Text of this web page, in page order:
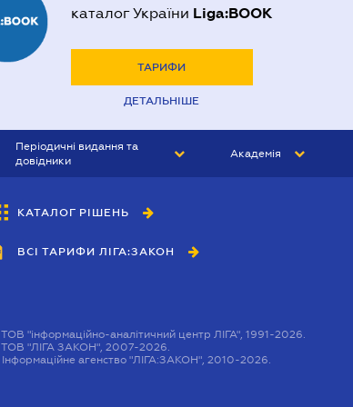
каталог України Liga:BOOK
ТАРИФИ
ДЕТАЛЬНІШЕ
Періодичні видання та
довідники
БУХГАЛТЕР&ЗАКОН
ВІСНИК МСФЗ
Академія
КАТАЛОГ РІШЕНЬ
ВСІ ТАРИФИ ЛІГА:ЗАКОН
ТОВ "інформаційно-аналітичний центр ЛІГА", 1991-2026.
ТОВ "ЛІГА ЗАКОН", 2007-2026.
Інформаційне агенство "ЛІГА:ЗАКОН", 2010-2026.